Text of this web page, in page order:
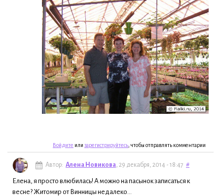
Войдите или зарегистрируйтесь , чтобы отправлять комментарии
Автор: Алена Новикова, 29 декабря, 2014 - 18:47 #
Елена, я просто влюбилась! А можно на пасынок записаться к
весне? Житомир от Винницы недалеко...